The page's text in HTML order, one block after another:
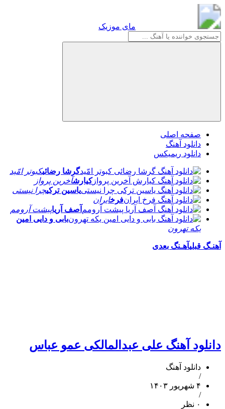
مای موزیک
صفحه اصلی
دانلود آهنگ
دانلود ریمیکس
گرشا رضائیکبوتر امّید
کیارشآخرین پرواز
یاسین ترکیچرا نیستی
فرخایران
آصف آریاپیشت آرومم
بابی و دایی امین
یکه تهرون
آهنـگ قبلیآهـنگ بعدی
دانلود آهنگ علی عبدالمالکی عمو عباس
دانلود آهنگ
/
۴ شهریور ۱۴۰۳
/
۰ نظر